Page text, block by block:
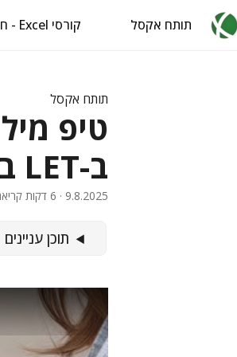
תותח אקסל קורסי Excel - חינם
תותח אקסל
טיפ
ב-LET באקסל
9.8.2025 · 6 דקות קריאה · 1263 מילים · איל ברדוגו
תוכן עניינים